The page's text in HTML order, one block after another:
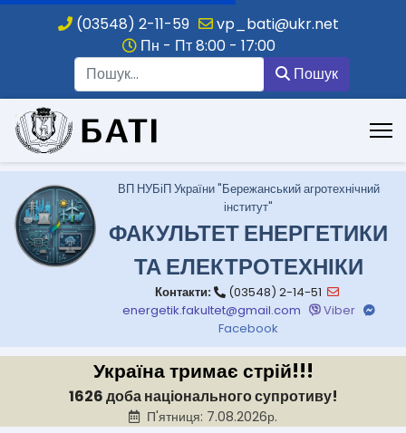
(03548) 2-11-59
vp_bati@ukr.net
Пн - Пт 8:00 - 17:00
Пошук
.
ВП НУБіП України "Бережанський агротехнічний
інститут"
ФАКУЛЬТЕТ ЕНЕРГЕТИКИ
ТА ЕЛЕКТРОТЕХНІКИ
Контакти:
(03548) 2-14-51
energetik.fakultet@gmail.com
Viber
Facebook
Україна тримає стрій!!!
1626 доба національного супротиву!
П'ятниця: 7.08.2026р.